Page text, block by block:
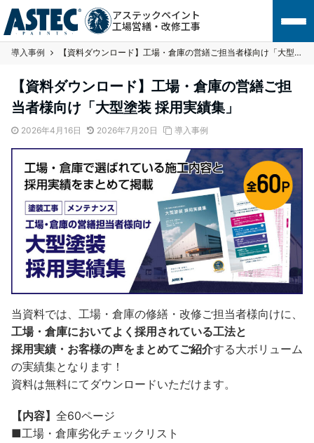
アステックペイント
工場営繕・改修工事
導入事例 【資料ダウンロード】工場・倉庫の営繕ご担当者様向け「大型塗装 採用実績集」
【資料ダウンロード】工場・倉庫の営繕ご担
当者様向け「大型塗装 採用実績集」
2026年4月16日 2026年7月20日 導入事例
当資料では、工場・倉庫の修繕・改修ご担当者様向けに、
工場・倉庫においてよく採用されている工法と
採用実績・お客様の声をまとめてご紹介する大ボリューム
の実績集となります！
資料は無料にてダウンロードいただけます。
【内容】 全60ページ
■工場・倉庫劣化チェックリスト